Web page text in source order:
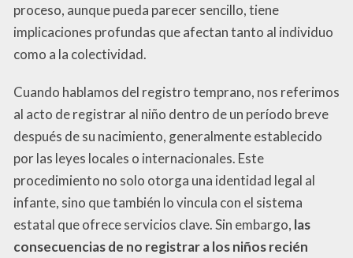
proceso, aunque pueda parecer sencillo, tiene
implicaciones profundas que afectan tanto al individuo
como a la colectividad.
Cuando hablamos del registro temprano, nos referimos
al acto de registrar al niño dentro de un período breve
después de su nacimiento, generalmente establecido
por las leyes locales o internacionales. Este
procedimiento no solo otorga una identidad legal al
infante, sino que también lo vincula con el sistema
estatal que ofrece servicios clave. Sin embargo, las
consecuencias de no registrar a los niños recién